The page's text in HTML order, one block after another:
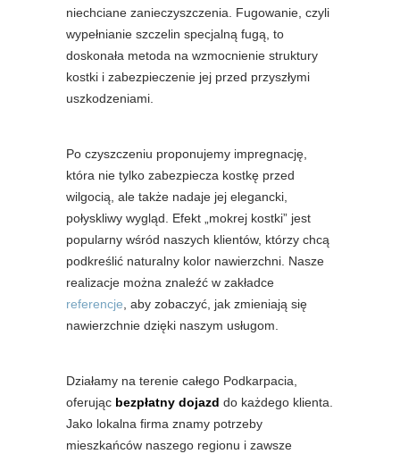
niechciane zanieczyszczenia. Fugowanie, czyli
wypełnianie szczelin specjalną fugą, to
doskonała metoda na wzmocnienie struktury
kostki i zabezpieczenie jej przed przyszłymi
uszkodzeniami.
Po czyszczeniu proponujemy impregnację,
która nie tylko zabezpiecza kostkę przed
wilgocią, ale także nadaje jej elegancki,
połyskliwy wygląd. Efekt „mokrej kostki” jest
popularny wśród naszych klientów, którzy chcą
podkreślić naturalny kolor nawierzchni. Nasze
realizacje można znaleźć w zakładce
referencje, aby zobaczyć, jak zmieniają się
nawierzchnie dzięki naszym usługom.
Działamy na terenie całego Podkarpacia,
oferując bezpłatny dojazd do każdego klienta.
Jako lokalna firma znamy potrzeby
mieszkańców naszego regionu i zawsze